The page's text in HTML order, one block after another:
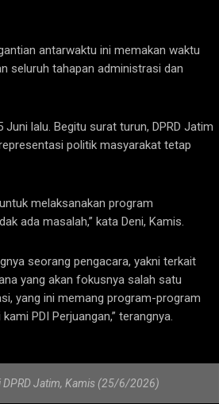
antarwaktu ini memakan waktu
seluruh tahapan administrasi dan
lalu. Begitu surat turun, DPRD Jatim
politik masyarakat tetap
melaksanakan program
ada masalah,” kata Deni, Kamis.
seorang pengacara, yakni terkait
yang akan fokusnya salah satu
yang ini memang program-program
PDI Perjuangan,” terangnya.
DPRD Jatim, Kamis (25/6/2026)